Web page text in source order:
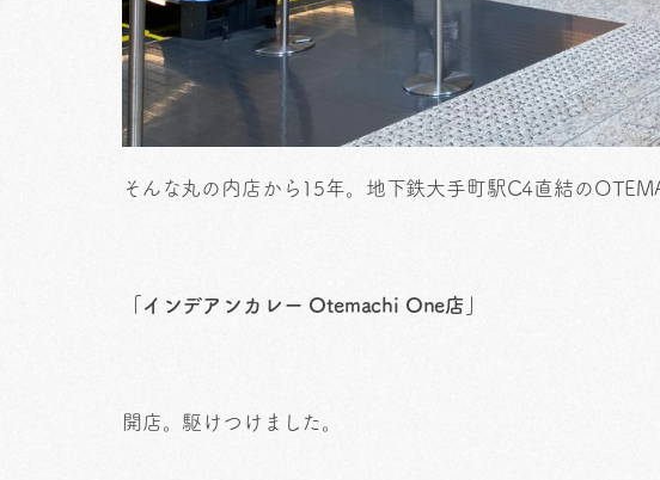
そんな丸の内店から15年。地下鉄大手町駅C4直結の
「インデアンカレー Otemachi One店」
開店。駆けつけました。